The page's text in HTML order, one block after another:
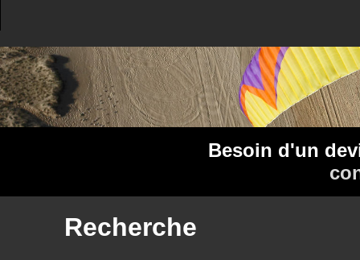
Besoin d'un
Recherche